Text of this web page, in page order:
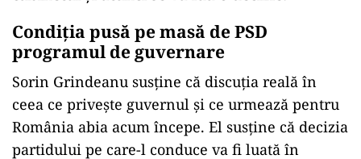
Condiția pusă pe masă de PSD
programul de guvernare
Sorin Grindeanu susține că discuția reală în
ceea ce privește guvernul și ce urmează pentru
România abia acum începe. El susține că decizia
partidului pe care-l conduce va fi luată în